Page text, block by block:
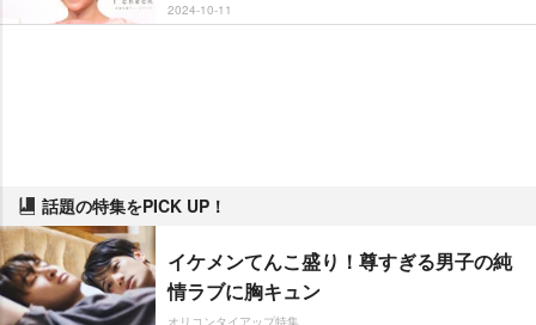
2024-10-11
話題の特集をPICK UP！
イケメンてんこ盛り！尊すぎる男子の純
情ラブに胸キュン
オリコンタイアップ特集